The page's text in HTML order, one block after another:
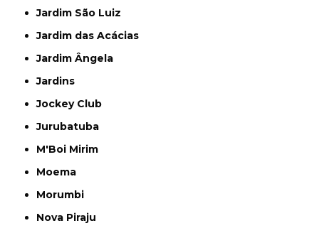
Jardim São Luiz
Jardim das Acácias
Jardim Ângela
Jardins
Jockey Club
Jurubatuba
M'Boi Mirim
Moema
Morumbi
Nova Piraju